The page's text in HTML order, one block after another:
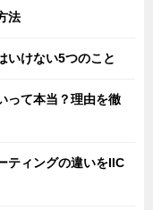
法
いけない5つのこと
って本当？理由を徹
ティングの違いをIIC